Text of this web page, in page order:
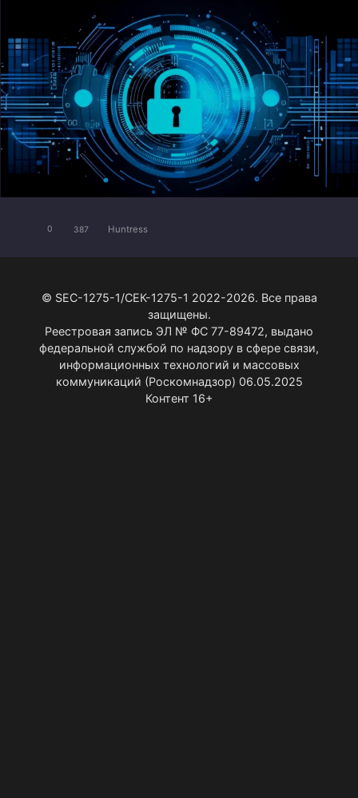
0 387 Huntress
© SEC-1275-1/СЕК-1275-1 2022-2026. Все права
защищены.
Реестровая запись ЭЛ № ФС 77-89472, выдано
федеральной службой по надзору в сфере связи,
информационных технологий и массовых
коммуникаций (Роскомнадзор) 06.05.2025
Контент 16+